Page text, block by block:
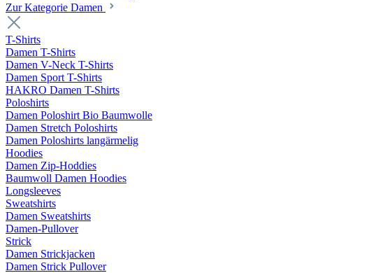
Zur Kategorie Damen
T-Shirts
Damen T-Shirts
Damen V-Neck T-Shirts
Damen Sport T-Shirts
HAKRO Damen T-Shirts
Poloshirts
Damen Poloshirt Bio Baumwolle
Damen Stretch Poloshirts
Damen Poloshirts langärmelig
Hoodies
Damen Zip-Hoddies
Baumwoll Damen Hoodies
Longsleeves
Sweatshirts
Damen Sweatshirts
Damen-Pullover
Strick
Damen Strickjacken
Damen Strick Pullover